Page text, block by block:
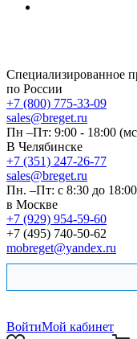
Специализированное
по России
+7 (800) 775-33-09
sales@breget.ru
Пн –Пт: 9:00 - 18:00
В Челябинске
+7 (351) 247-26-77
sales@breget.ru
Пн. –Пт: с 8:30 до 18:00
в Москве
+7 (929) 954-59-60
+7 (495) 740-50-62
mobreget@yandex.ru
ВойтиМой кабинет